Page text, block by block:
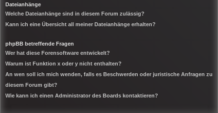
Dateianhänge
Welche Dateianhänge sind in diesem Forum zulässig?
Kann ich eine Übersicht all meiner Dateianhänge erhalten?
phpBB betreffende Fragen
Wer hat diese Forensoftware entwickelt?
Warum ist Funktion x oder y nicht enthalten?
An wen soll ich mich wenden, falls es Beschwerden oder juristische Anfragen zu
diesem Forum gibt?
Wie kann ich einen Administrator des Boards kontaktieren?